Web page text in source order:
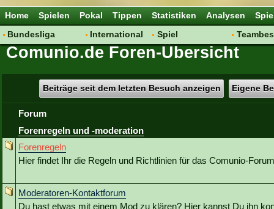
Home Spielen Pokal Tippen Statistiken Analysen
Bundesliga
Hot News
Spielanalyse
Vereinsdiskussion
Vereinsfragen
International
Vereine
Spiel
Regeln & Tipps
Comunio.de Foren-Übersicht
Beiträge seit dem letzten Besuch anzeigen Eigene
Forum
Forenregeln und -moderation
Forenregeln
Hier findet Ihr die Regeln und Richtlinien für das Comunio-
Moderatoren-Kontaktforum
Du hast etwas mit einem Mod zu klären? Hier kannst Du ihn